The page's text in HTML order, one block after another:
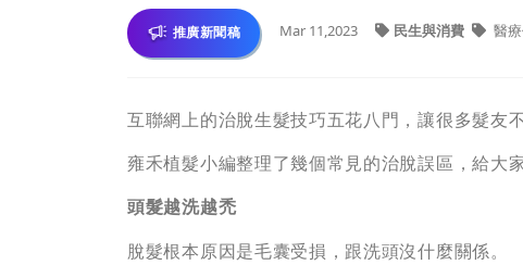
推廣新聞稿 Mar 11,2023 民生與消費 醫
互聯網上的治脫生髮技巧五花八門，讓很多髮友
雍禾植髮小編整理了幾個常見的治脫誤區，給大家
頭髮越洗越禿
脫髮根本原因是毛囊受損，跟洗頭沒什麼關係。